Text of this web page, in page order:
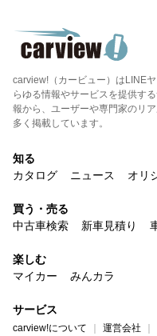
carview!（カービュー）はLINE
らゆる情報やサービスを提供す
報から、ユーザーや専門家のリ
多く掲載しています。
知る
カタログ
ニュース オリ
買う・売る
中古車検索
新車見積り
楽しむ
マイカー
みんカラ
サービス
carview!について 運営会社